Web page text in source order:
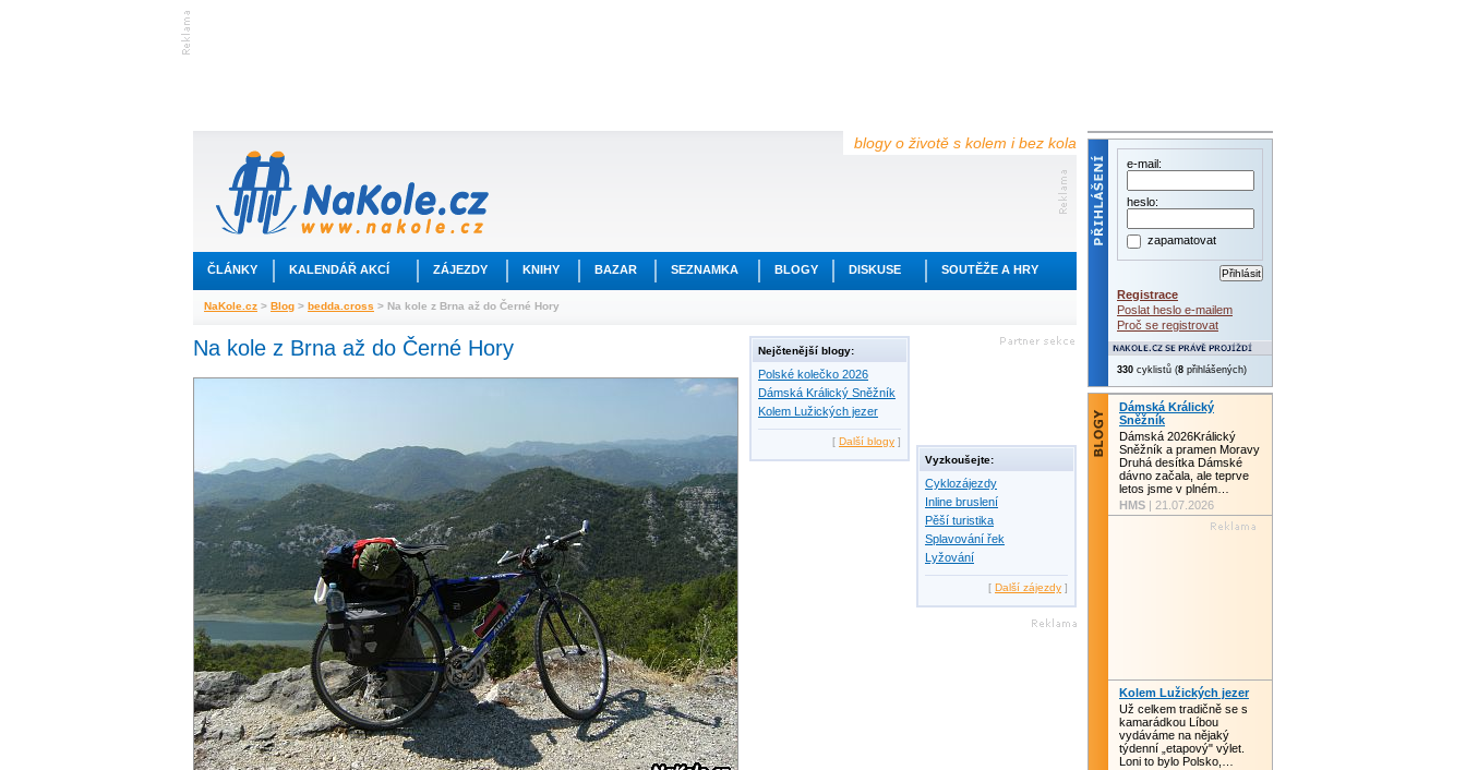
blogy o životě s kolem i bez kola
ČLÁNKY KALENDÁŘ AKCÍ ZÁJEZDY KNIHY BAZAR SEZNAMKA BLOGY DISKUSE SOUTĚŽE A HRY
NaKole.cz > Blog > bedda.cross > Na kole z Brna až do Černé Hory
Na kole z Brna až do Černé Hory Nejčtenější blogy:
Polské kolečko 2026
Dámská Králický Sněžník
Kolem Lužických jezer
[ Další blogy ]
Vyzkoušejte:
Cyklozájezdy
Inline bruslení
Pěší turistika
Splavování řek
Lyžování
[ Další zájezdy ]
e-mail:
heslo:
zapamatovat
Registrace
Poslat heslo e-mailem
Proč se registrovat
330 cyklistů (8 přihlášených)
Dámská Králický
Sněžník
Dámská 2026Králický
Sněžník a pramen Moravy
Druhá desítka Dámské
dávno začala, ale teprve
letos jsme v plném…
HMS | 21.07.2026
Kolem Lužických jezer
Už celkem tradičně se s
kamarádkou Líbou
vydáváme na nějaký
týdenní „etapový" výlet.
Loni to bylo Polsko,…